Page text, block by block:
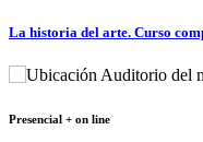
La historia del arte. Curso
Auditorio del
Presencial + on line